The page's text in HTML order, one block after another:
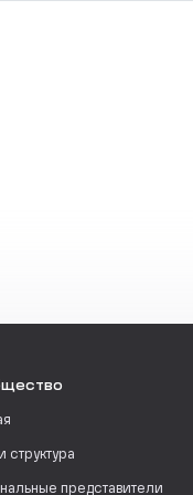
структура
представители